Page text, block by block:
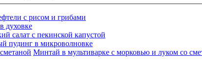
с рисом и грибами
духовке
салат с пекинской капустой
пудинг в микроволновке
Минтай в мультиварке с морковью и луком со